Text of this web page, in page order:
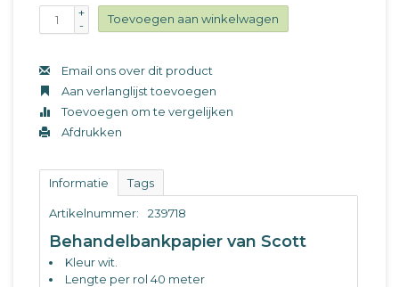
+
-
Toevoegen aan winkelwagen
Email ons over dit product
Aan verlanglijst toevoegen
Toevoegen om te vergelijken
Afdrukken
Informatie Tags
Artikelnummer: 239718
Behandelbankpapier van Scott
Kleur wit.
Lengte per rol 40 meter